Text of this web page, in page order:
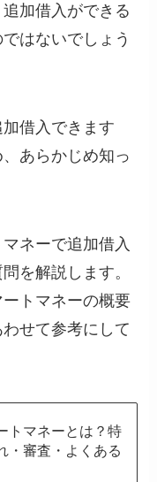
加借入ができる
はないでしょう
借入できます
あらかじめ知っ
ネーで追加借入
を解説します。
トマネーの概要
せて参考にして
トマネーとは？特
・審査・よくある